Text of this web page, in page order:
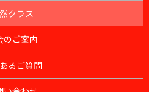
クラス
のご案内
るご質問